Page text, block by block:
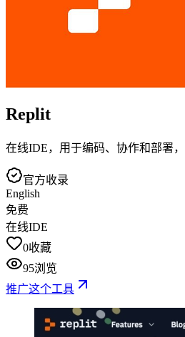
Replit
在线IDE，用于编码、协作和部署
官方收录
English
免费
在线IDE
0收藏
95浏览
推广这个工具